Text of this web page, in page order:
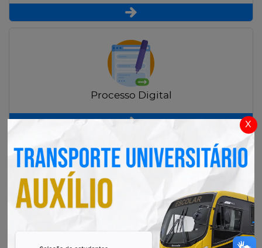
x
Processo Digital
Radar Transparência Pública